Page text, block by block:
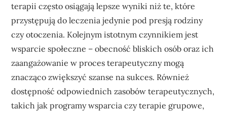
terapii często osiągają lepsze wyniki niż te, które
przystępują do leczenia jedynie pod presją rodziny
czy otoczenia. Kolejnym istotnym czynnikiem jest
wsparcie społeczne – obecność bliskich osób oraz ich
zaangażowanie w proces terapeutyczny mogą
znacząco zwiększyć szanse na sukces. Również
dostępność odpowiednich zasobów terapeutycznych,
takich jak programy wsparcia czy terapie grupowe,